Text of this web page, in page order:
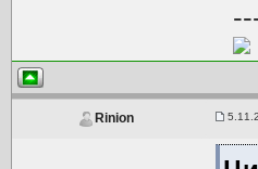
Rinion